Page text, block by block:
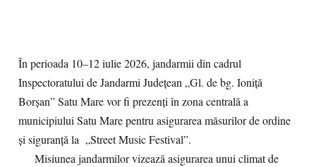
În perioada 10–12 iulie 2026, jandarmii din cadrul
Inspectoratului de Jandarmi Județean „Gl. de bg. Ioniță
Borșan” Satu Mare vor fi prezenți în zona centrală a
municipiului Satu Mare pentru asigurarea măsurilor de ordine
și siguranță la „Street Music Festival”.
Misiunea jandarmilor vizează asigurarea unui climat de